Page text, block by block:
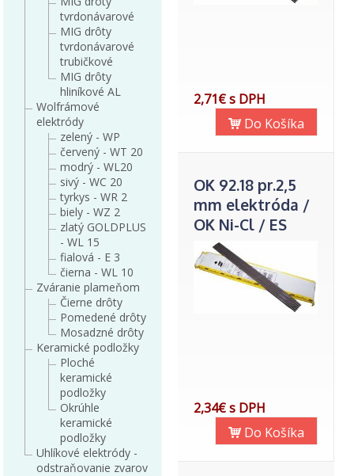
tvrdonávarové
MIG drôty
tvrdonávarové
trubičkové
MIG drôty
hliníkové AL
Wolfrámové
elektródy
zelený - WP
červený - WT 20
modrý - WL20
sivý - WC 20
tyrkys - WR 2
biely - WZ 2
zlatý GOLDPLUS
- WL 15
fialová - E 3
čierna - WL 10
Zváranie plameňom
Čierne drôty
Pomedené drôty
Mosadzné drôty
Keramické podložky
Ploché
keramické
podložky
Okrúhle
keramické
podložky
Uhlíkové elektródy -
odstraňovanie zvarov
2,71€ s DPH
Do Košíka
OK 92.18 pr.2,5
mm elektróda /
OK Ni-Cl / ES
723/
2,34€ s DPH
Do Košíka